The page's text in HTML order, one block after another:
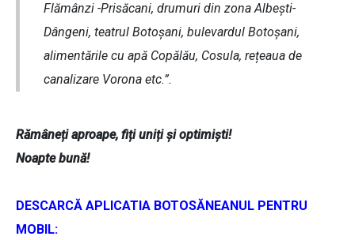
Flămânzi -Prisăcani, drumuri din zona Albești-
Dângeni, teatrul Botoșani, bulevardul Botoșani,
alimentările cu apă Copălău, Cosula, rețeaua de
canalizare Vorona etc.”.
Rămâneți aproape, fiți uniți și optimiști!
Noapte bună!
DESCARCĂ APLICATIA BOTOSĂNEANUL PENTRU
MOBIL: